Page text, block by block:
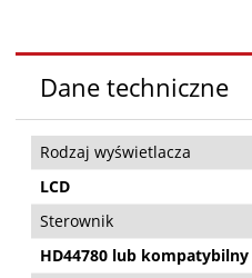
Dane techniczne
Rodzaj wyświetlacza
LCD
Sterownik
HD44780 lub kompatybilny